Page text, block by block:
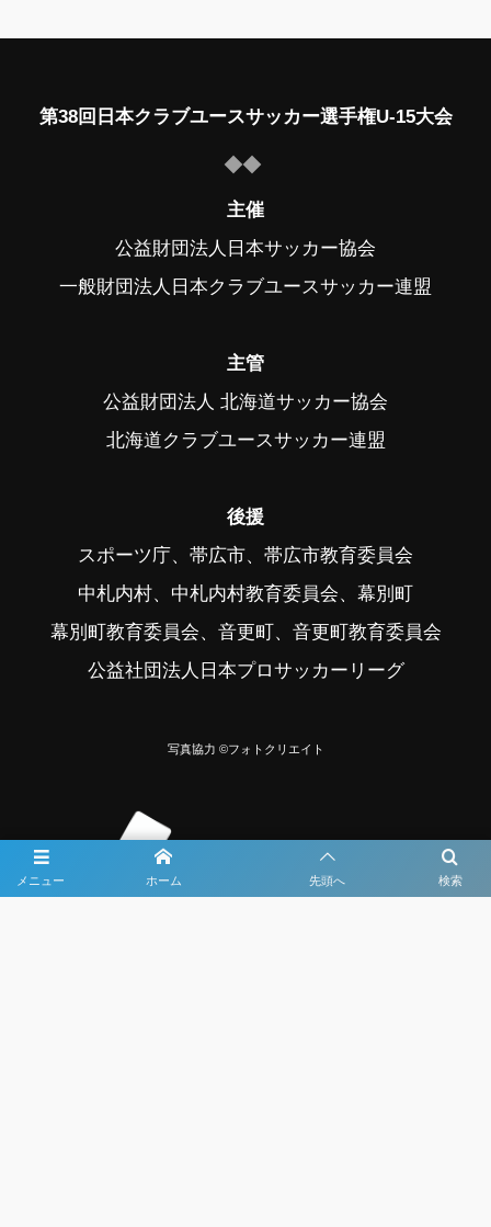
メニュー 検索
ホーム 先頭へ
第38回日本クラブユースサッカー選手権U-15大会
主催
公益財団法人日本サッカー協会
一般財団法人日本クラブユースサッカー連盟
主管
公益財団法人 北海道サッカー協会
北海道クラブユースサッカー連盟
後援
スポーツ庁、帯広市、帯広市教育委員会
中札内村、中札内村教育委員会、幕別町
幕別町教育委員会、音更町、音更町教育委員会
公益社団法人日本プロサッカーリーグ
写真協力 ©フォトクリエイト